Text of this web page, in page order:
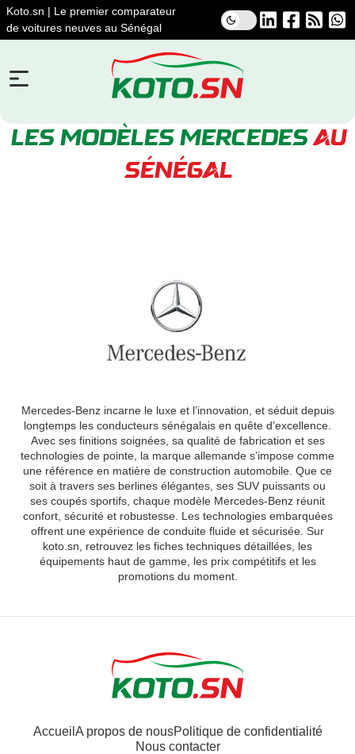
Koto.sn | Le premier comparateur
de voitures neuves au Sénégal
Mercedes-Benz incarne le luxe et l’innovation, et séduit depuis
longtemps les conducteurs sénégalais en quête d’excellence.
Avec ses finitions soignées, sa qualité de fabrication et ses
technologies de pointe, la marque allemande s’impose comme
une référence en matière de construction automobile. Que ce
soit à travers ses berlines élégantes, ses SUV puissants ou
ses coupés sportifs, chaque modèle Mercedes-Benz réunit
confort, sécurité et robustesse. Les technologies embarquées
offrent une expérience de conduite fluide et sécurisée. Sur
koto.sn, retrouvez les fiches techniques détaillées, les
équipements haut de gamme, les prix compétitifs et les
promotions du moment.
LES MODÈLES MERCEDESAU
SÉNÉGAL
Accueil A propos de nousPolitique de confidentialité
Nous contacter